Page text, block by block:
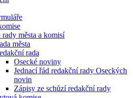
rady města a komisí
města
rada
Osecké noviny
Jednací řád redakční rady Oseckých
novin
Zápisy ze schůzí redakční rady